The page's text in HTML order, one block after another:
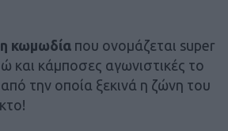
κωμωδία που ονομάζεται super
και κάμποσες αγωνιστικές το
την οποία ξεκινά η ζώνη του